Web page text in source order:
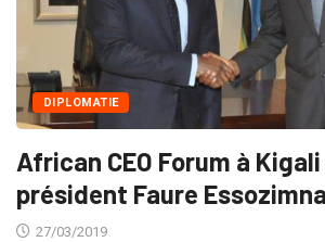
DIPLOMATIE
African CEO Forum à
président Faure
27/03/2019